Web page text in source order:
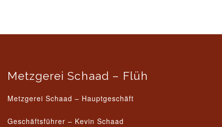
Metzgerei Schaad – Flüh
Metzgerei Schaad – Hauptgeschäft
Geschäftsführer – Kevin Schaad